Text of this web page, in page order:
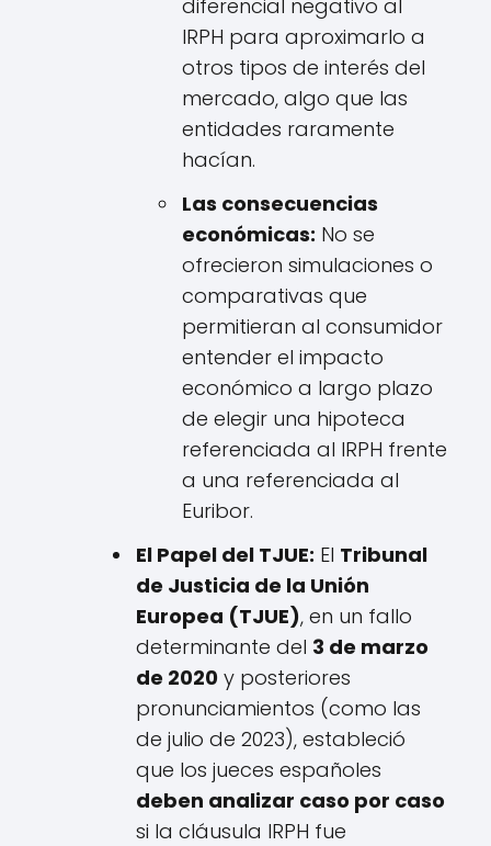
diferencial negativo al
IRPH para aproximarlo a
otros tipos de interés del
mercado, algo que las
entidades raramente
hacían.
Las consecuencias
económicas: No se
ofrecieron simulaciones o
comparativas que
permitieran al consumidor
entender el impacto
económico a largo plazo
de elegir una hipoteca
referenciada al IRPH frente
a una referenciada al
Euribor.
El Papel del TJUE: El Tribunal
de Justicia de la Unión
Europea (TJUE), en un fallo
determinante del 3 de marzo
de 2020 y posteriores
pronunciamientos (como las
de julio de 2023), estableció
que los jueces españoles
deben analizar caso por caso
si la cláusula IRPH fue